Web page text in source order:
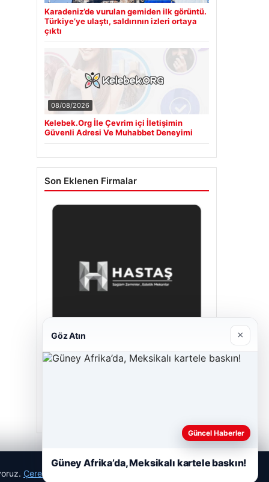
Karadeniz’de vurulan gemiden ilk görüntü.
Türkiye’ye ulaştı, saldırının izleri ortaya
çıktı
08/08/2026
Kelebek.Org İle Çevrim içi İletişimin
Güvenli Adresi Ve Muhabbet Deneyimi
Son Eklenen Firmalar
Çerez Politikamız
Göz Atın ×
Güncel Haberler
Güney Afrika’da, Meksikalı kartele baskın!